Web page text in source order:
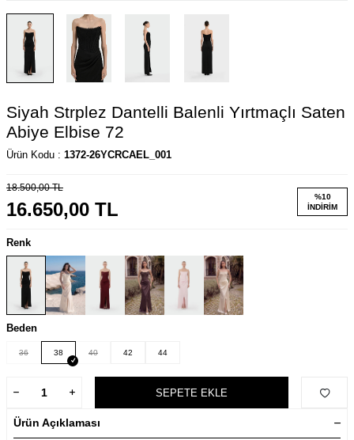
Siyah Strplez Dantelli Balenli Yırtmaçlı Saten
Abiye Elbise 72
Ürün Kodu : 1372-26YCRCAEL_001
18.500,00TL
16.650,00 TL
%10
İNDIRIM
Renk
Beden
36 38 40 42 44
SEPETE EKLE
Ürün Açıklaması